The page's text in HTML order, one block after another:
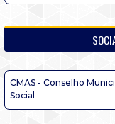
CMAS - Conselho
Social